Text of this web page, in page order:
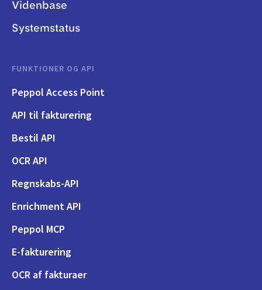
Videnbase
Systemstatus
FUNKTIONER OG API
Peppol Access Point
API til fakturering
Bestil API
OCR API
Regnskabs-API
Enrichment API
Peppol MCP
E-fakturering
OCR af fakturaer